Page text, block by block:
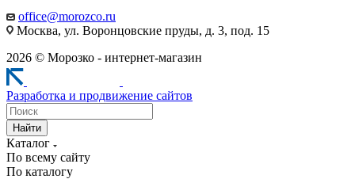
office@morozco.ru
Москва, ул. Воронцовские пруды, д. 3, под. 15
2026 © Морозко - интернет-магазин
Разработка и продвижение сайтов
Найти
Каталог
По всему сайту
По каталогу